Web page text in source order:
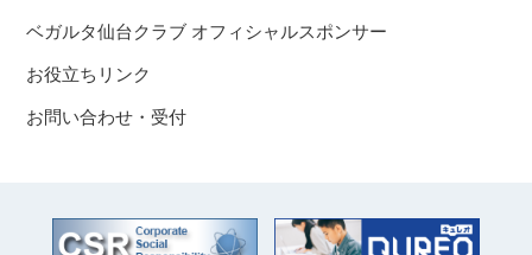
ベガルタ仙台クラブ オフィシャルスポンサー
お役立ちリンク
お問い合わせ・受付